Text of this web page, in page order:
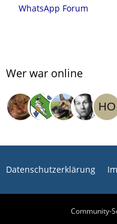
WhatsApp Forum
Wer war online
Datenschutzerklärung
Community-